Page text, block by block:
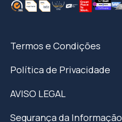
Termos e Condições
Política de Privacidade
AVISO LEGAL
Segurança da Informação